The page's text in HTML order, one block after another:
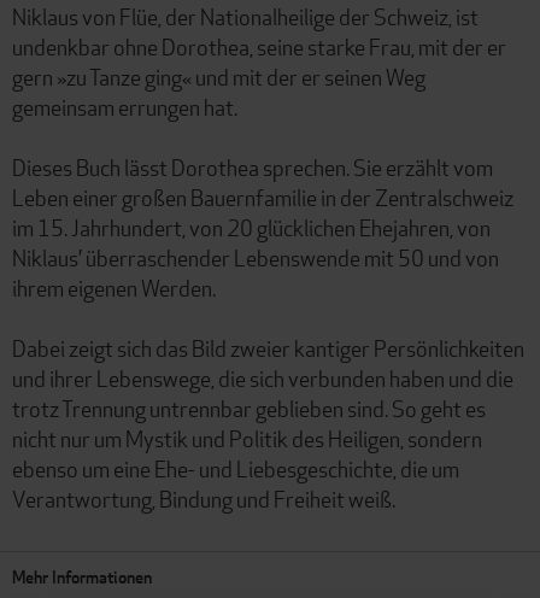
Niklaus von Flüe, der Nationalheilige der Schweiz, ist
undenkbar ohne Dorothea, seine starke Frau, mit der er
gern »zu Tanze ging« und mit der er seinen Weg
gemeinsam errungen hat.
Dieses Buch lässt Dorothea sprechen. Sie erzählt vom
Leben einer großen Bauernfamilie in der Zentralschweiz
im 15. Jahrhundert, von 20 glücklichen Ehejahren, von
Niklaus’ überraschender Lebenswende mit 50 und von
ihrem eigenen Werden.
Dabei zeigt sich das Bild zweier kantiger Persönlichkeiten
und ihrer Lebenswege, die sich verbunden haben und die
trotz Trennung untrennbar geblieben sind. So geht es
nicht nur um Mystik und Politik des Heiligen, sondern
ebenso um eine Ehe- und Liebesgeschichte, die um
Verantwortung, Bindung und Freiheit weiß.
Mehr Informationen